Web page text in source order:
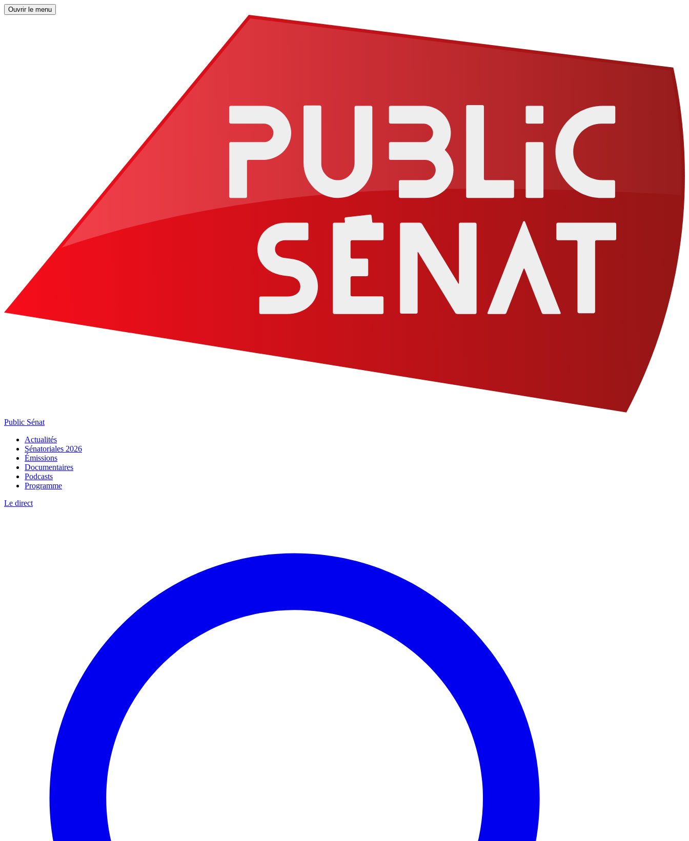
Ouvrir le menu
Public Sénat
Actualités
Sénatoriales 2026
Émissions
Documentaires
Podcasts
Programme
Le direct